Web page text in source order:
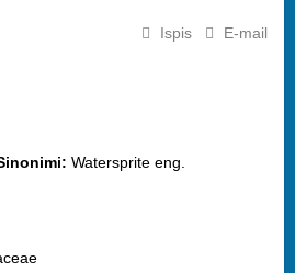
Ispis E-mail
Watersprite eng.